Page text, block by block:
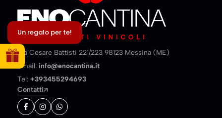
Via Cesare Battisti 221/223 98123 Messina (ME)
Email: info@enocantina.it
Tel: +393455294693
Contatti
Un regalo per te!